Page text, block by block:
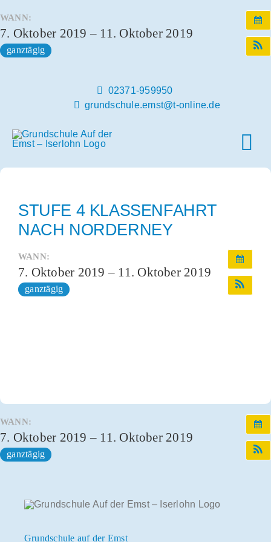
Inhalt
springen
WANN:
7. Oktober 2019 – 11. Oktober 2019
ganztägig
02371-959950
grundschule.emst@t-online.de
STUFE 4 KLASSENFAHRT
NACH NORDERNEY
WANN:
7. Oktober 2019 – 11. Oktober 2019
ganztägig
WANN:
7. Oktober 2019 – 11. Oktober 2019
ganztägig
Grundschule auf der Emst